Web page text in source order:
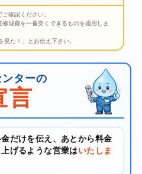
確認ください。
理費を一番安くできるものを適用しま
た！」とお伝え下さい。
ターの
言
だけを伝え、あとから料金
げるような営業はいたしま